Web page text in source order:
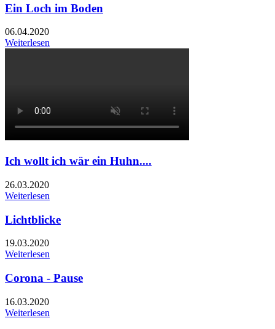
Ein Loch im Boden
06.04.2020
Weiterlesen
Ich wollt ich wär ein Huhn....
26.03.2020
Weiterlesen
Lichtblicke
19.03.2020
Weiterlesen
Corona - Pause
16.03.2020
Weiterlesen